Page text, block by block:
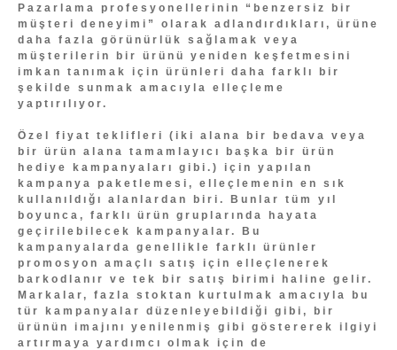
Pazarlama profesyonellerinin “benzersiz bir
müşteri deneyimi” olarak adlandırdıkları, ürüne
daha fazla görünürlük sağlamak veya
müşterilerin bir ürünü yeniden keşfetmesini
imkan tanımak için ürünleri daha farklı bir
şekilde sunmak amacıyla elleçleme
yaptırılıyor.
Özel fiyat teklifleri (iki alana bir bedava veya
bir ürün alana tamamlayıcı başka bir ürün
hediye kampanyaları gibi.) için yapılan
kampanya paketlemesi, elleçlemenin en sık
kullanıldığı alanlardan biri. Bunlar tüm yıl
boyunca, farklı ürün gruplarında hayata
geçirilebilecek kampanyalar. Bu
kampanyalarda genellikle farklı ürünler
promosyon amaçlı satış için elleçlenerek
barkodlanır ve tek bir satış birimi haline gelir.
Markalar, fazla stoktan kurtulmak amacıyla bu
tür kampanyalar düzenleyebildiği gibi, bir
ürünün imajını yenilenmiş gibi göstererek ilgiyi
artırmaya yardımcı olmak için de